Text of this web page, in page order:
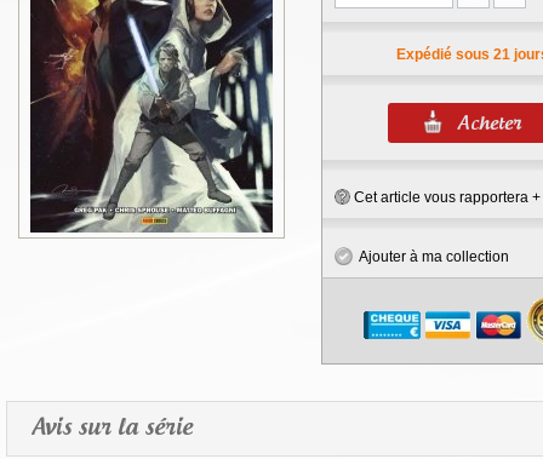
Expédié sous 21
Cet article vous rapportera +
Ajouter à ma collection
Avis sur la série